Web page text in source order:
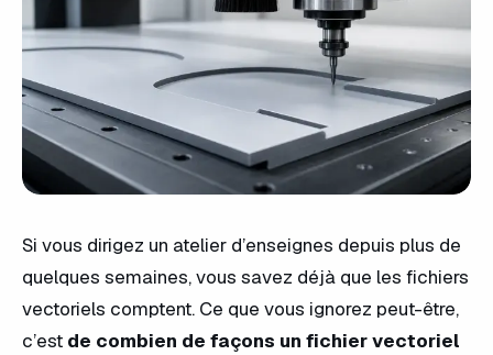
Si vous dirigez un atelier d’enseignes depuis plus de
quelques semaines, vous savez déjà que les fichiers
vectoriels comptent. Ce que vous ignorez peut-être,
c’est de combien de façons un fichier vectoriel